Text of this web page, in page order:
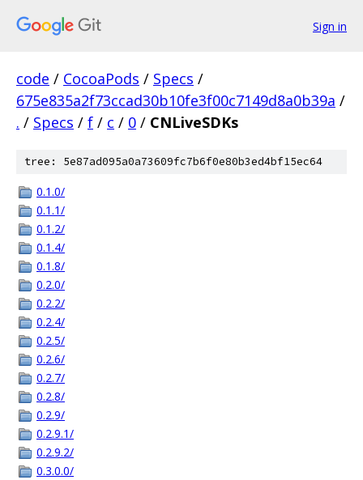
Sign in
code / CocoaPods / Specs /
675e835a2f73ccad30b10fe3f00c7149d8a0b39a /
. / Specs / f / c / 0 / CNLiveSDKs
tree: 5e87ad095a0a73609fc7b6f0e80b3ed4bf15ec64
0.1.0/
0.1.1/
0.1.2/
0.1.4/
0.1.8/
0.2.0/
0.2.2/
0.2.4/
0.2.5/
0.2.6/
0.2.7/
0.2.8/
0.2.9/
0.2.9.1/
0.2.9.2/
0.3.0.0/